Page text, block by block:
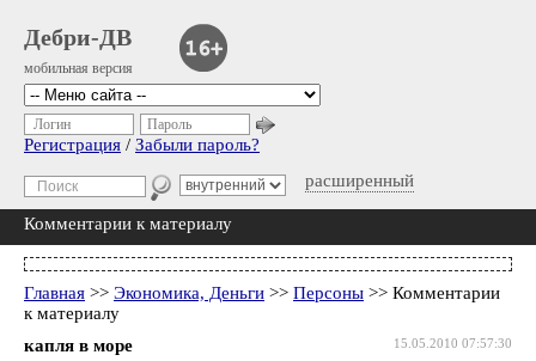
Дебри-ДВ
мобильная версия
расширенный
Логин Пароль
Регистрация / Забыли пароль?
Комментарии к материалу
Главная >> Экономика, Деньги >> Персоны >> Комментарии
к материалу
15.05.2010 07:57:30
капля в море